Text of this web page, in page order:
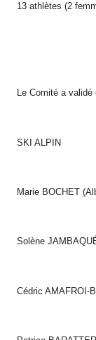
13 athlètes (2
Le Comité a
SKI ALPIN
Marie BOCHET
Solène
Cédric AMAFROI-